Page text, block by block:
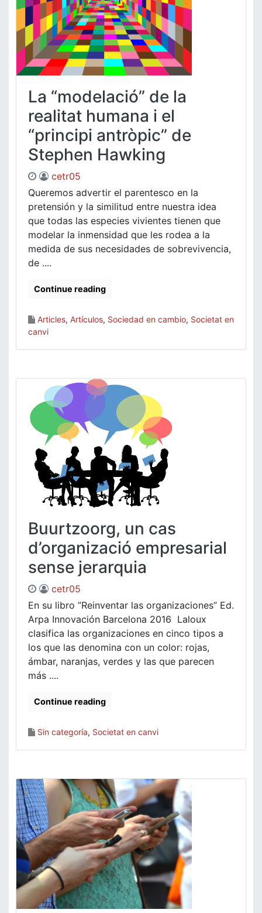
La “modelació” de la
realitat humana i el
“principi antròpic” de
Stephen Hawking
cetr05
Queremos advertir el parentesco en la
pretensión y la similitud entre nuestra idea
que todas las especies vivientes tienen que
modelar la inmensidad que les rodea a la
medida de sus necesidades de sobrevivencia,
de ....
Continue reading
Articles, Artículos, Sociedad en cambio, Societat en
canvi
Buurtzoorg, un cas
d’organizació empresarial
sense jerarquia
cetr05
En su libro ”Reinventar las organizaciones” Ed.
Arpa Innovación Barcelona 2016 Laloux
clasifica las organizaciones en cinco tipos a
los que las denomina con un color: rojas,
ámbar, naranjas, verdes y las que parecen
más ....
Continue reading
Sin categoría, Societat en canvi